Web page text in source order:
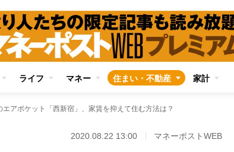
ライフ マネー 住まい・不動産 家計
エアポケット「西新宿」、家賃を抑えて住む方法は？
2020.08.22 13:00 マネーポストWEB